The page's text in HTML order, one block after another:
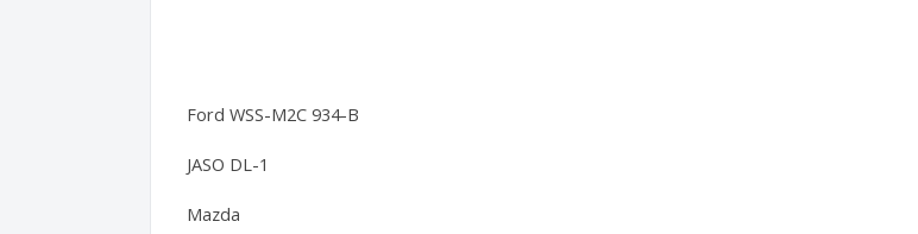
Ford WSS-M2C 934-B
JASO DL-1
Mazda